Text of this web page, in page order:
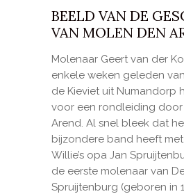
BEELD VAN DE
VAN MOLEN DEN
Molenaar Geert van der
enkele weken geleden
de Kieviet uit Numandorp
voor een rondleiding door
Arend. Al snel bleek dat
bijzondere band heeft
Willie’s opa Jan
de eerste molenaar van
Spruijtenburg (geboren in